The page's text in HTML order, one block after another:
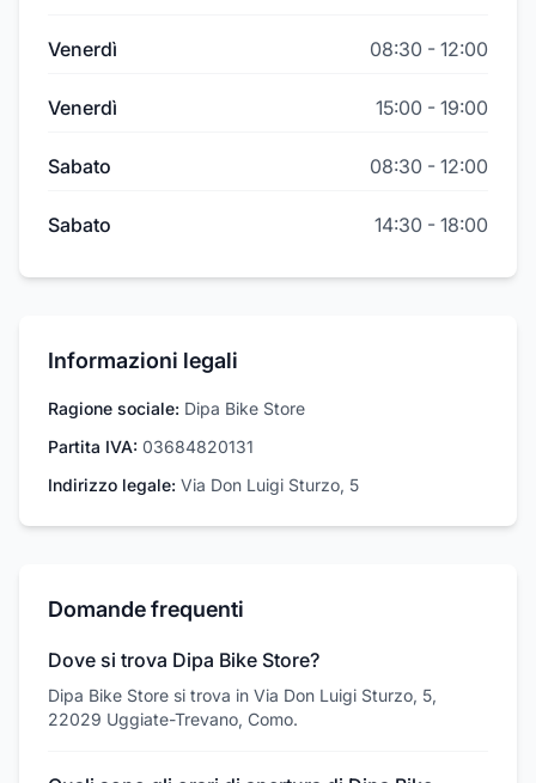
Venerdì 08:30 - 12:00
Venerdì 15:00 - 19:00
Sabato 08:30 - 12:00
Sabato 14:30 - 18:00
Informazioni legali
Ragione sociale: Dipa Bike Store
Partita IVA: 03684820131
Indirizzo legale: Via Don Luigi Sturzo, 5
Domande frequenti
Dove si trova Dipa Bike Store?
Dipa Bike Store si trova in Via Don Luigi Sturzo, 5,
22029 Uggiate-Trevano, Como.